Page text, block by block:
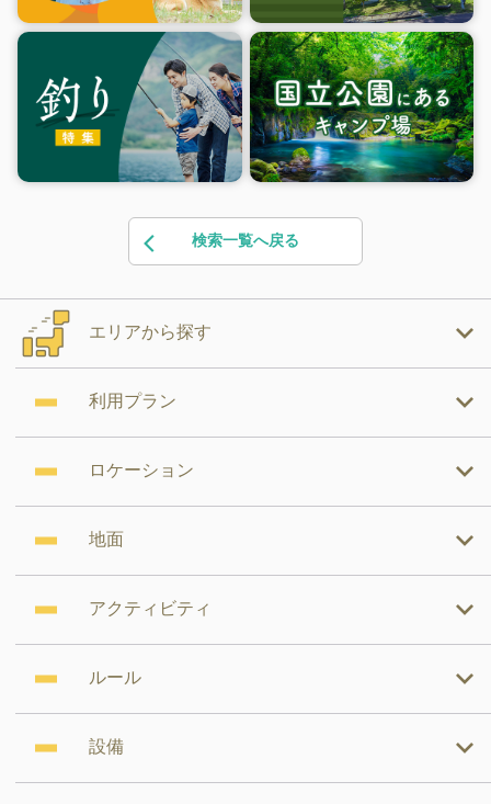
検索一覧へ戻る
エリアから探す
利用プラン
ロケーション
地面
アクティビティ
ルール
設備